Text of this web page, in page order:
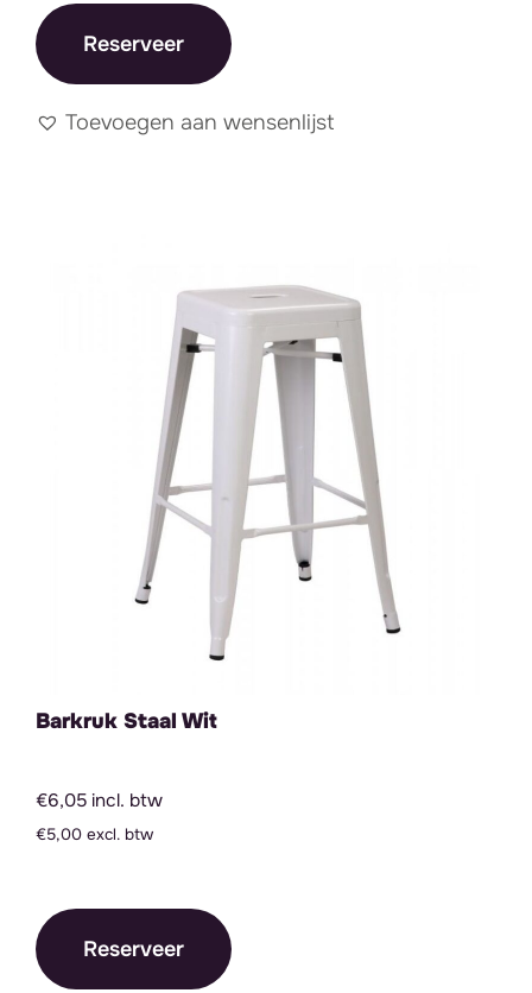
Reserveer
Toevoegen aan wensenlijst
Barkruk Staal Wit
€6,05 incl. btw
€5,00 excl. btw
Reserveer